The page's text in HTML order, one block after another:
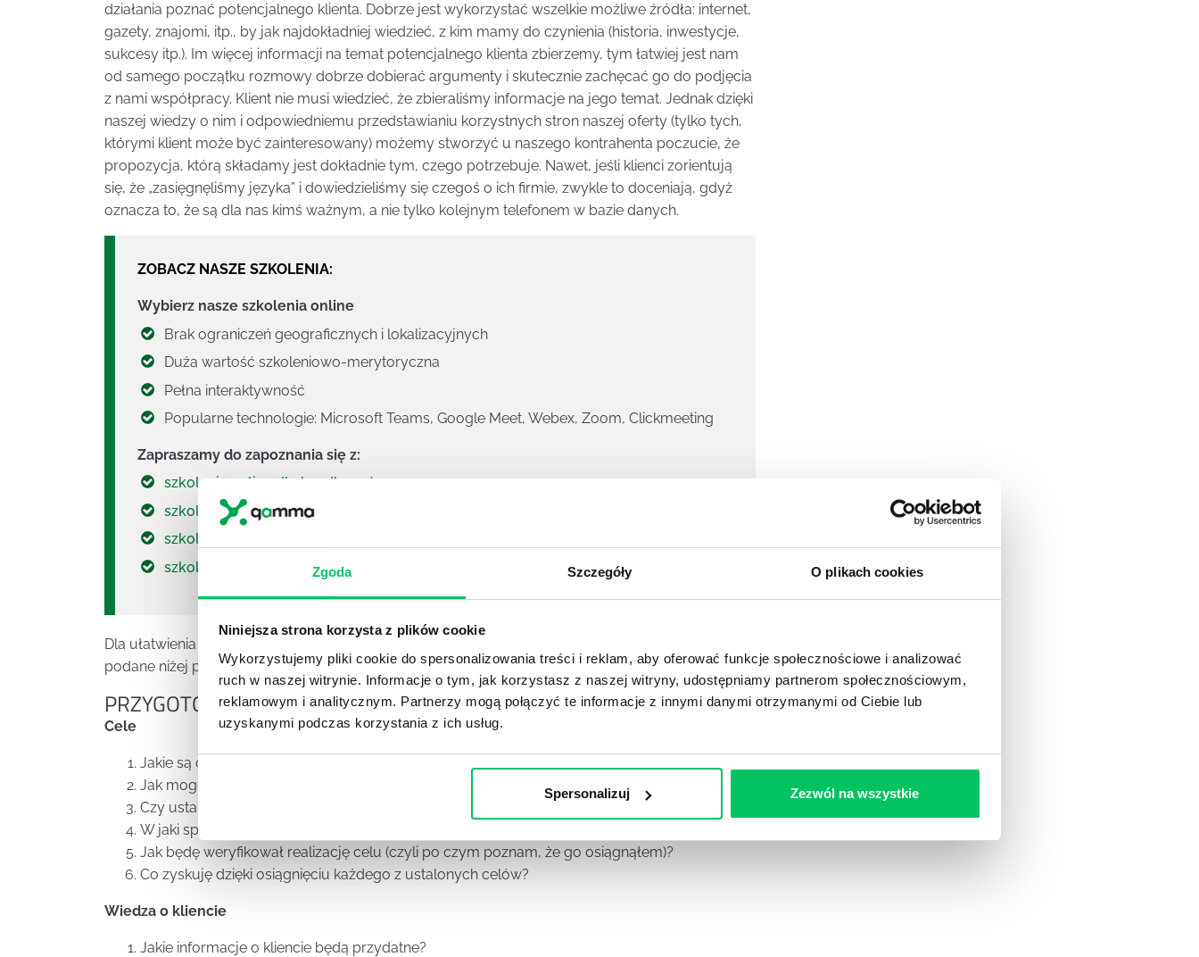
Zgoda Szczegóły O plikach cookies
Niniejsza strona korzysta z plików cookie
Wykorzystujemy pliki cookie do spersonalizowania treści i reklam, aby oferować funkcje społecznościowe i analizować
ruch w naszej witrynie. Informacje o tym, jak korzystasz z naszej witryny, udostępniamy partnerom społecznościowym,
reklamowym i analitycznym. Partnerzy mogą połączyć te informacje z innymi danymi otrzymanymi od Ciebie lub
uzyskanymi podczas korzystania z ich usług.
Spersonalizuj Zezwól na wszystkie
działania poznać potencjalnego klienta. Dobrze jest wykorzystać wszelkie możliwe źródła: internet,
gazety, znajomi, itp., by jak najdokładniej wiedzieć, z kim mamy do czynienia (historia, inwestycje,
sukcesy itp.). Im więcej informacji na temat potencjalnego klienta zbierzemy, tym łatwiej jest nam
od samego początku rozmowy dobrze dobierać argumenty i skutecznie zachęcać go do podjęcia
z nami współpracy. Klient nie musi wiedzieć, że zbieraliśmy informacje na jego temat. Jednak dzięki
naszej wiedzy o nim i odpowiedniemu przedstawianiu korzystnych stron naszej oferty (tylko tych,
którymi klient może być zainteresowany) możemy stworzyć u naszego kontrahenta poczucie, że
propozycja, którą składamy jest dokładnie tym, czego potrzebuje. Nawet, jeśli klienci zorientują
się, że „zasięgnęliśmy języka” i dowiedzieliśmy się czegoś o ich firmie, zwykle to doceniają, gdyż
oznacza to, że są dla nas kimś ważnym, a nie tylko kolejnym telefonem w bazie danych.
ZOBACZ NASZE SZKOLENIA:
Wybierz nasze szkolenia online
Brak ograniczeń geograficznych i lokalizacyjnych
Duża wartość szkoleniowo-merytoryczna
Pełna interaktywność
Popularne technologie: Microsoft Teams, Google Meet, Webex, Zoom, Clickmeeting
Zapraszamy do zapoznania się z:
szkolenia online dla handlowców,
szkolenia online menadżerskie
szkolenia online z efektywności osobistej
szkolenia administracja publiczna online
Dla ułatwienia dobrego przygotowania się do kontaktu sprzedażowego, dobrze jest prześledzić
podane niżej punkty, które zbierają jego najważniejsze elementy:
PRZYGOTOWANIE DO SPRZEDAŻY – LISTA PUNKTÓW KONTROLNYCH
Cele
Jakie są cele główne, które chcę osiągnąć w trakcie całego kontaktu sprzedażowego?
Jak mogę te cele podzielić na cele cząstkowe, do osiągnięcia na poszczególnych etapach?
Czy ustalone przeze mnie cele są realne i osiągalne?
W jaki sposób będę realizował cele (plan konkretnych działań)
Jak będę weryfikował realizację celu (czyli po czym poznam, że go osiągnąłem)?
Co zyskuję dzięki osiągnięciu każdego z ustalonych celów?
Wiedza o kliencie
Jakie informacje o kliencie będą przydatne?